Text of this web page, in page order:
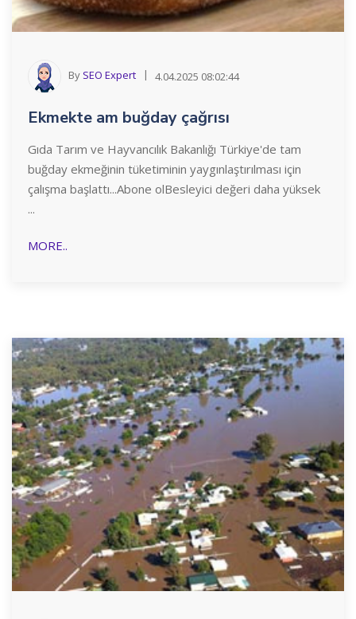
By SEO Expert 4.04.2025 08:02:44
Ekmekte am buğday çağrısı
Gıda Tarım ve Hayvancılık Bakanlığı Türkiye'de tam
buğday ekmeğinin tüketiminin yaygınlaştırılması için
çalışma başlattı...Abone olBesleyici değeri daha yüksek
...
MORE..